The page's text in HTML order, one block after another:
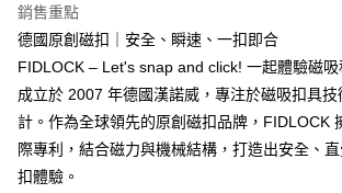
消。如遇「轉專審核」未通過狀況，表示未達大哥付你
法說明評估內容。
【繳款方式說明】
1.分期款項不併入電信帳單，「大哥付你分期」於每月
醒簡訊。
2.透過簡訊連結打開帳單後，可選擇「超商條碼／台
帳／街口支付／iPASS MONEY」等通路繳費。
【注意事項】
１．簡單：不需註冊會員、不需綁卡、不需儲值。
２．便利：只要手機號碼，簡訊認證，即可結帳。
３．安心：先確認商品／服務後，再付款。
【「AFTEE先享後付」結帳流程】
１．於結帳方式選擇「AFTEE先享後付」後，將跳轉
結帳頁面，進行簡訊認證並確認金額後，即可完成結
２．訂單成立數日內，您將收到繳費通知簡訊。
３．收到繳費通知簡訊後14天內，點擊此簡訊中的連
ATM／網路銀行／等多元方式進行付款，方視為交易完
運送方式
每筆NT$60，滿NT$998(含以上)免運費
全家純取貨
每筆NT$60，滿NT$998(含以上)免運費
銷售重點
德國原創磁扣｜安全、瞬速、一扣即合
FIDLOCK – Let's snap and click! 一起體驗磁吸
成立於 2007 年德國漢諾威，專注於磁吸扣具
計。作為全球領先的原創磁扣品牌，FIDLOCK
際專利，結合磁力與機械結構，打造出安全、
扣體驗。